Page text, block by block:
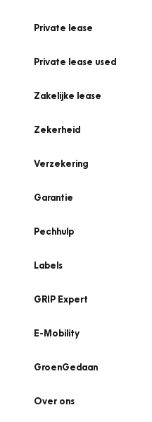
Private lease
Private lease used
Zakelijke lease
Zekerheid
Verzekering
Garantie
Pechhulp
Labels
GRIP Expert
E-Mobility
GroenGedaan
Over ons